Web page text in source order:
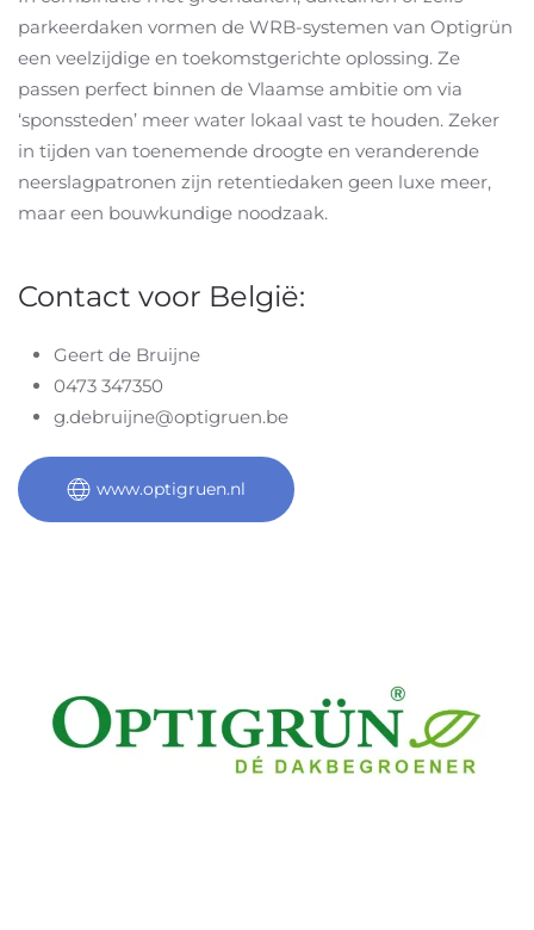
parkeerdaken vormen de WRB-systemen van Optigrün
een veelzijdige en toekomstgerichte oplossing. Ze
passen perfect binnen de Vlaamse ambitie om via
‘sponssteden’ meer water lokaal vast te houden. Zeker
in tijden van toenemende droogte en veranderende
neerslagpatronen zijn retentiedaken geen luxe meer,
maar een bouwkundige noodzaak.
Contact voor België:
Geert de Bruijne
0473 347350
g.debruijne@optigruen.be
www.optigruen.nl